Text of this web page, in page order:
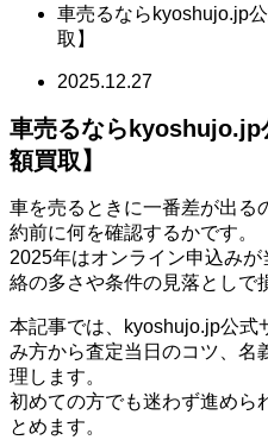
車売るならkyoshujo.jp
取】
2025.12.27
車売るならkyoshujo.jp
額買取】
車を売るときに一番差が出る
約前に何を確認するかです。
2025年はオンライン申込み
絡の多さや条件の見落としで
本記事では、kyoshujo.jp公式
み方から査定当日のコツ、名
理します。
初めての方でも迷わず進めら
とめます。